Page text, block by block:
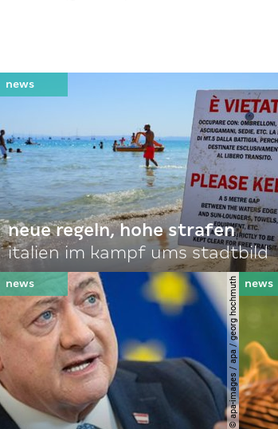
neue regeln, hohe strafen
italien im kampf ums stadtbild
© apa-images / apa / georg hochmuth